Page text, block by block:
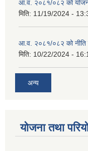
आ.व. २०८१/०८२ को
मिति: 11/19/2024 -
आ.व. २०८१/०८२ को नीति
मिति: 10/22/2024 -
अन्य
योजना तथा